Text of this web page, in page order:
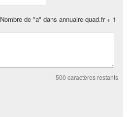
Nombre de "a" dans annuaire-quad.fr + 1
500 caractères restants